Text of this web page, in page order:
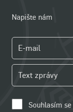
Napište nám
Souhlasím se